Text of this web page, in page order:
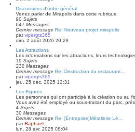
Discussions d'ordre général
Venez parler de Mirapolis dans cette rubrique
90 Sujets
647 Messages
Dernier message Re: Nouveau projet mirapolis
parvipergts365
dim. 2 août 2026 20:29
Les Attractions
Les informations sur les attractions, leurs
19 Sujets
230 Messages
Dernier message Re: Destruction du restaurant…
parvipergts365
jeu. 25 déc. 2025 12:31
Les Figures
Les personnes qui ont participé à la création ou au
Vous avez été employé ou sous-traitant du parc,
4 Sujets
30 Messages
Dernier message Re: [Entreprise]Métallerie Lé…
parRaphael
lun. 28 avr. 2025 08:04